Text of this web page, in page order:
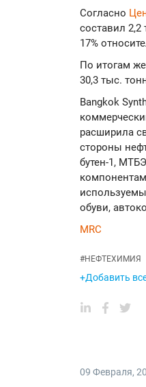
Согласно
составил
17%
По итогам
30,3 тыс.
Bangkok
расширила
стороны
бутен-1,
обуви,
MRC
#НЕФТЕХИМИЯ
+Добавить
09 Февраля,